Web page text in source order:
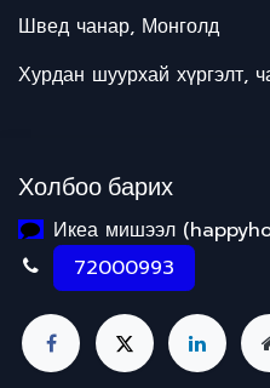
Швед чанар, Монголд
Хурдан шуурхай хүргэлт,
Холбоо барих
Икеа мишээл
72000993